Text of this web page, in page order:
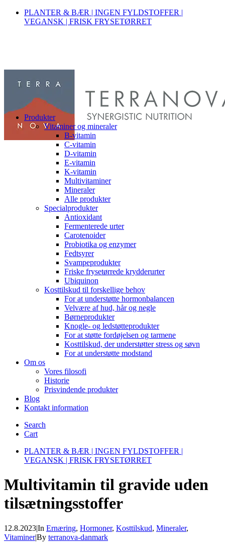
PLANTER & BÆR | INGEN FYLDSTOFFER |
VEGANSK | FRISK FRYSETØRRET
Produkter
Vitaminer og mineraler
B-vitamin
C-vitamin
D-vitamin
E-vitamin
K-vitamin
Multivitaminer
Mineraler
Alle produkter
Specialprodukter
Antioxidant
Fermenterede urter
Carotenoider
Probiotika og enzymer
Fedtsyrer
Svampeprodukter
Friske frysetørrede krydderurter
Ubiquinon
Kosttilskud til forskellige behov
For at understøtte hormonbalancen
Velvære af hud, hår og negle
Børneprodukter
Knogle- og ledstøtteprodukter
For at støtte fordøjelsen og tarmene
Kosttilskud, der understøtter stress og søvn
For at understøtte modstand
Om os
Vores filosofi
Historie
Prisvindende produkter
Blog
Kontakt information
Search
Cart
PLANTER & BÆR | INGEN FYLDSTOFFER |
VEGANSK | FRISK FRYSETØRRET
Multivitamin til gravide uden
tilsætningsstoffer
12.8.2023|In Ernæring, Hormoner, Kosttilskud, Mineraler,
Vitaminer|By terranova-danmark